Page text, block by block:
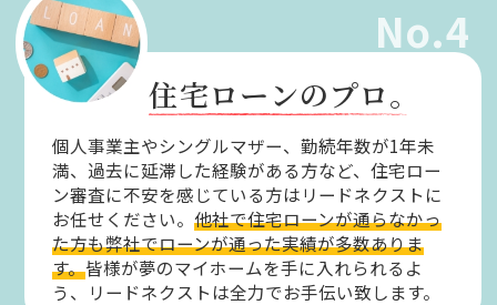
No.4
住宅ローンのプロ。
個人事業主やシングルマザー、勤続年数が1年未
満、過去に延滞した経験がある方など、住宅ロー
ン審査に不安を感じている方はリードネクストに
お任せください。他社で住宅ローンが通らなかっ
た方も弊社でローンが通った実績が多数ありま
す。皆様が夢のマイホームを手に入れられるよ
う、リードネクストは全力でお手伝い致します。